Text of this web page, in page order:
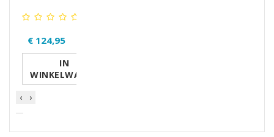
€ 124,95
IN
WINKELWAGEN
‹
›